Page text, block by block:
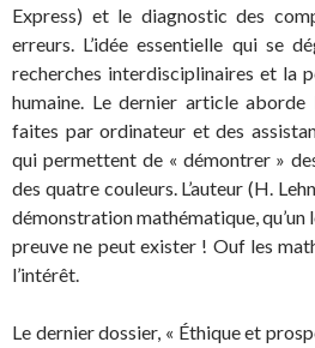
Express) et le diagnostic des
erreurs. L’idée essentielle qui se
recherches interdisciplinaires et la
humaine. Le dernier article
faites par ordinateur et des
qui permettent de « démontrer »
des quatre couleurs. L’auteur (H.
démonstration mathématique,
preuve ne peut exister ! Ouf les
l’intérêt.
Le dernier dossier, « Éthique et